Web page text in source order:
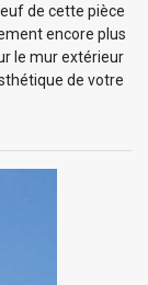
de cette pièce
encore plus
le mur extérieur
de votre